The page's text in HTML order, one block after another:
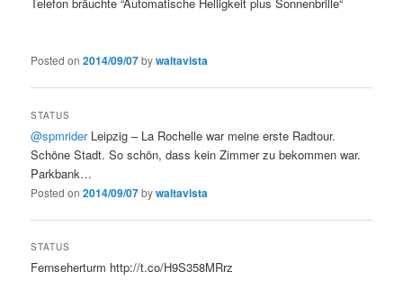
Posted on2014/09/07bywaltavista
STATUS
@spmriderLeipzig – La Rochelle war meine erste Radtour.
Schöne Stadt. So schön, dass kein Zimmer zu bekommen war.
Parkbank…
Posted on2014/09/07bywaltavista
STATUS
Fernseherturm http://t.co/H9S358MRrz